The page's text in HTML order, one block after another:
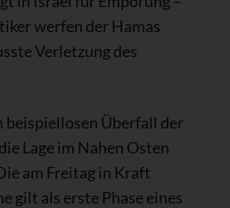
werfen der Hamas
Verletzung des
beispiellosen Überfall der
Lage im Nahen Osten
am Freitag in Kraft
gilt als erste Phase eines